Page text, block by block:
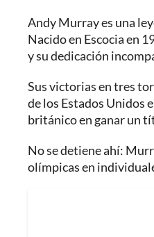
Andy Murray es una
Nacido en Escocia en
y su dedicación
Sus victorias en tres
de los Estados Unidos
británico en ganar un
No se detiene ahí:
olímpicas en